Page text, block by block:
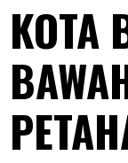
KOTA